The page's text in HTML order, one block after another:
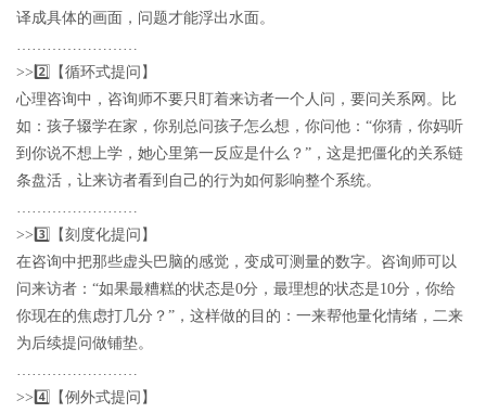
译成具体的画面，问题才能浮出水面。
……………………
>>2️⃣【循环式提问】
心理咨询中，咨询师不要只盯着来访者一个人问，要问关系网。比
如：孩子辍学在家，你别总问孩子怎么想，你问他：“你猜，你妈听
到你说不想上学，她心里第一反应是什么？”，这是把僵化的关系链
条盘活，让来访者看到自己的行为如何影响整个系统。
……………………
>>3️⃣【刻度化提问】
在咨询中把那些虚头巴脑的感觉，变成可测量的数字。咨询师可以
问来访者：“如果最糟糕的状态是0分，最理想的状态是10分，你给
你现在的焦虑打几分？”，这样做的目的：一来帮他量化情绪，二来
为后续提问做铺垫。
……………………
>>4️⃣【例外式提问】